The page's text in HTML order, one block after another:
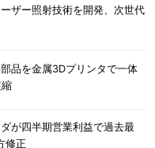
ザー照射技術を開発、次世代
品を金属3Dプリンタで一体
が四半期営業利益で過去最
修正